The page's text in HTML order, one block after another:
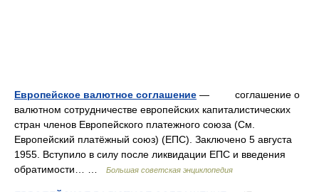
Европейское валютное соглашение — соглашение о
валютном сотрудничестве европейских капиталистических
стран членов Европейского платежного союза (См.
Европейский платёжный союз) (ЕПС). Заключено 5 августа
1955. Вступило в силу после ликвидации ЕПС и введения
обратимости… …
Большая советская энциклопедия